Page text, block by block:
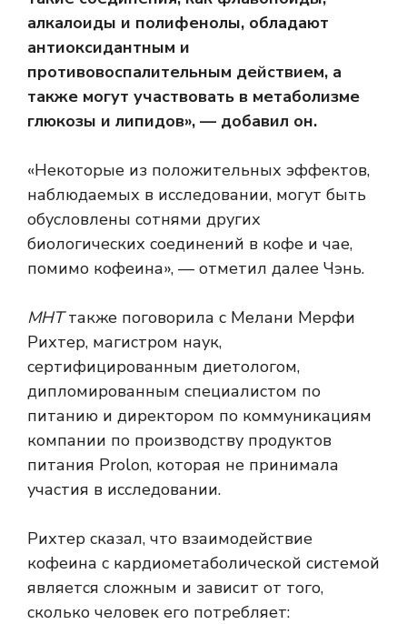
алкалоиды и полифенолы, обладают
антиоксидантным и
противовоспалительным действием, а
также могут участвовать в метаболизме
глюкозы и липидов», — добавил он.
«Некоторые из положительных эффектов,
наблюдаемых в исследовании, могут быть
обусловлены сотнями других
биологических соединений в кофе и чае,
помимо кофеина», — отметил далее Чэнь.
МНТтакже поговорила с Мелани Мерфи
Рихтер, магистром наук,
сертифицированным диетологом,
дипломированным специалистом по
питанию и директором по коммуникациям
компании по производству продуктов
питания Prolon, которая не принимала
участия в исследовании.
Рихтер сказал, что взаимодействие
кофеина с кардиометаболической системой
является сложным и зависит от того,
сколько человек его потребляет: